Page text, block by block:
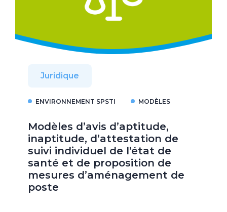
Juridique
ENVIRONNEMENT SPSTI MODÈLES
Modèles d’avis d’aptitude,
inaptitude, d’attestation de
suivi individuel de l’état de
santé et de proposition de
mesures d’aménagement de
poste